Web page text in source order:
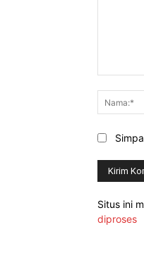
Situs ini
diproses